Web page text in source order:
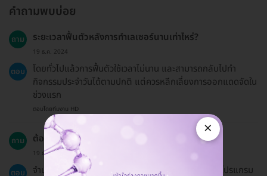
คำถามพบบ่อย
ถาม ระยะเวลาฟื้นตัวหลังการทำเลเซอร์นานเท่าไหร่?
19 ธ.ค. 2024
ตอบ
โดยทั่วไปแล้วการฟื้นตัวใช้เวลาไม่นาน และสามารถกลับไปทำ
กิจกรรมประจำวันได้ตามปกติ แต่ควรหลีกเลี่ยงการออกแดดจัดใน
ช่วงแรก
ตอบโดยทีมงาน HD
ถาม ต้องทำการติดตามผลหลังการทำกี่ครั้ง?
19 ธ.ค. 2024
ตอบ
จำนวนการติดตามผลขึ้นอยู่กับคำแนะนำของแพทย์และโปรแกรม
×